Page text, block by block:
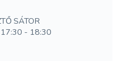
SÁTOR
- 18:30